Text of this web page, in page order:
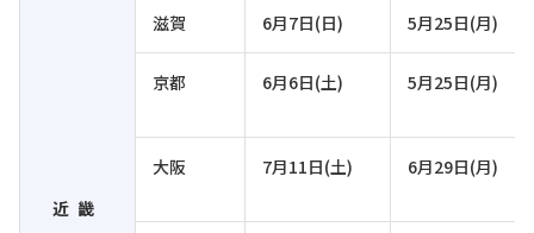
近畿
滋賀 6月7日(日) 5月25日(月)
京都 6月6日(土) 5月25日(月)
大阪 7月11日(土) 6月29日(月)